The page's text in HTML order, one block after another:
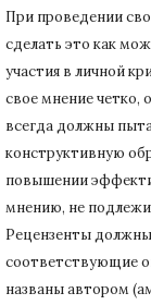
При проведении
сделать это как
участия в личной
свое мнение четко,
всегда должны
конструктивную
повышении
мнению, не
Рецензенты должны
соответствующие
названы автором